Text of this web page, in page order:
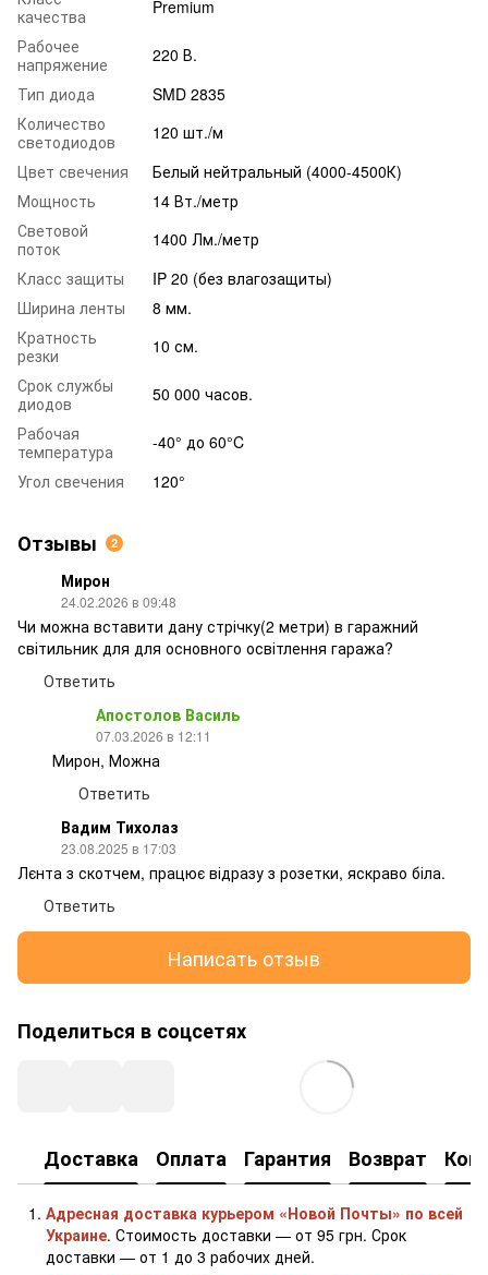
качества
Premium
Рабочее
напряжение
220 В.
Тип диода
SMD 2835
Количество
светодиодов
120 шт./м
Цвет свечения
Белый нейтральный (4000-4500К)
Мощность
14 Вт./метр
Световой
поток
1400 Лм./метр
Класс защиты
IP 20 (без влагозащиты)
Ширина ленты
8 мм.
Кратность
резки
10 см.
Срок службы
диодов
50 000 часов.
Рабочая
температура
-40° до 60°C
Угол свечения
120°
Отзывы 2
Мирон
24.02.2026 в 09:48
Чи можна вставити дану стрічку(2 метри) в гаражний
світильник для для основного освітлення гаража?
Ответить
Апостолов Василь
07.03.2026 в 12:11
Мирон, Можна
Ответить
Вадим Тихолаз
23.08.2025 в 17:03
Лєнта з скотчем, працює відразу з розетки, яскраво біла.
Ответить
Написать отзыв
Поделиться в соцсетях
Доставка Оплата Гарантия Возврат
Адресная доставка курьером «Новой Почты» по всей
Украине. Стоимость доставки — от 95 грн. Срок
доставки — от 1 до 3 рабочих дней.